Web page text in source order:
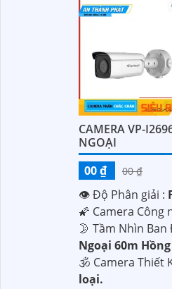
CAMERA VP-
NGOẠI
00 ₫
00 ₫
👁 Độ Phân giải :
🌠 Camera Công
🌛 Tầm Nhìn Ban
Ngoại 60m
🕉️ Camera Thiết
loại.